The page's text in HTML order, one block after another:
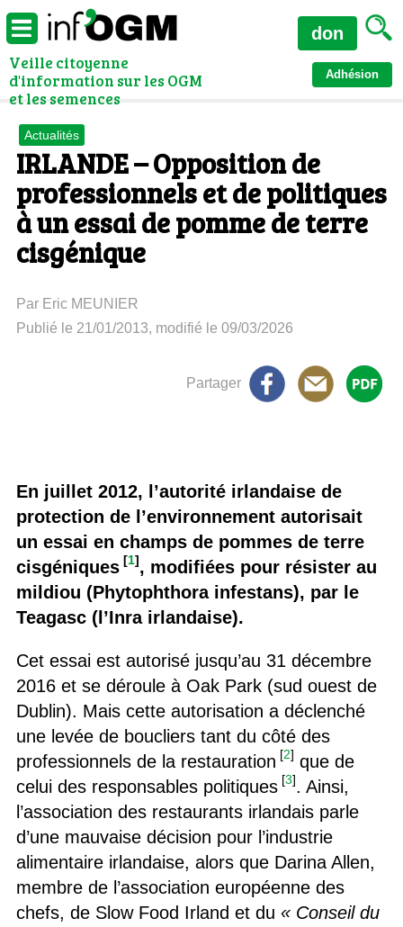
Veille citoyenne
d'information sur les OGM
et les semences
Adhésion
don
Actualités
IRLANDE – Opposition de
professionnels et de politiques
à un essai de pomme de terre
cisgénique
Par Eric MEUNIER
Publié le 21/01/2013, modifié le 09/03/2026
Partager
En juillet 2012, l’autorité irlandaise de
protection de l’environnement autorisait
un essai en champs de pommes de terre
cisgéniques [1], modifiées pour résister au
mildiou (Phytophthora infestans), par le
Teagasc (l’Inra irlandaise).
Cet essai est autorisé jusqu’au 31 décembre
2016 et se déroule à Oak Park (sud ouest de
Dublin). Mais cette autorisation a déclenché
une levée de boucliers tant du côté des
professionnels de la restauration [2] que de
celui des responsables politiques [3]. Ainsi,
l’association des restaurants irlandais parle
d’une mauvaise décision pour l’industrie
alimentaire irlandaise, alors que Darina Allen,
membre de l’association européenne des
chefs, de Slow Food Irland et du « Conseil du